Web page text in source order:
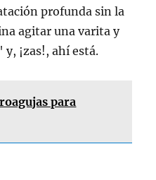
profunda sin la
agitar una varita y
¡zas!, ahí está.
para